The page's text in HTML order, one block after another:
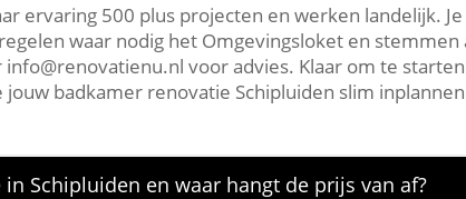
ervaring 500 plus projecten en werken landelijk.​
waar nodig het Omgevingsloket en
voor advies.​ Klaar om te
jouw badkamer renovatie Schipluiden slim
Schipluiden en waar hangt de prijs van af?